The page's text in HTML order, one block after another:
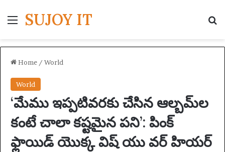
Menu
SUJOY IT
Home / World
World
‘మేము ఇప్పటివరకు చేసిన ఆల్బమ్‌ల
కంటే చాలా కష్టమైన పని’: పింక్
ఫ్లాయిడ్ యొక్క విష్ యు వర్ హియర్